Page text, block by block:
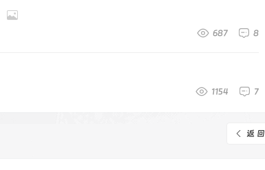
8
687
7
1154
返 回